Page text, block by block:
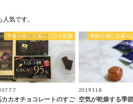
気です。
季節を感じる暮らしの小部屋
カカオチョコレートのすご
季節を感じる暮ら
2019.11.8
空気が乾燥する季